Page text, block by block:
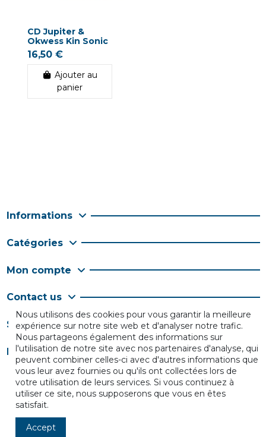
CD Jupiter &
Okwess Kin Sonic
16,50 €
Ajouter au
panier
Informations
Catégories
Mon compte
Contact us
Suivez-nous
Newsletter
Nous utilisons des cookies pour vous garantir la meilleure
expérience sur notre site web et d'analyser notre trafic.
Nous partageons également des informations sur
l'utilisation de notre site avec nos partenaires d'analyse, qui
peuvent combiner celles-ci avec d'autres informations que
vous leur avez fournies ou qu'ils ont collectées lors de
votre utilisation de leurs services. Si vous continuez à
utiliser ce site, nous supposerons que vous en êtes
satisfait.
Accept